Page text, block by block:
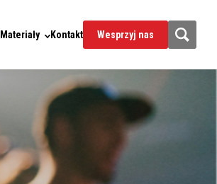
Materiały Kontakt Wesprzyj nas